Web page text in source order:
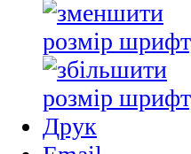
Друк